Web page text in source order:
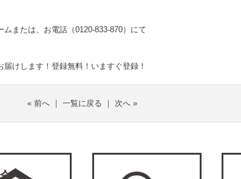
ム または、お電話（0120-833-870）にて
けします！登録無料！ いますぐ登録！
« 前へ｜ 一覧に戻る ｜ 次へ»